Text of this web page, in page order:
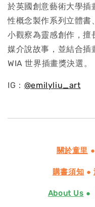
於英國創意藝術大學插
性概念製作系列立體書
小觀察為靈感創作，擅
媒介說故事，並結合插
WIA 世界插畫獎決選。
IG： @emilyliu_art
關於童里 ●
購書須知 ●
About Us ●